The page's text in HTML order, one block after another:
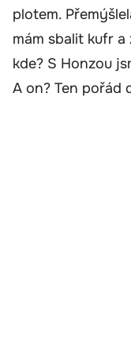
plotem.
mám sbalit kufr
kde? S Honzou
A on? Ten pořád